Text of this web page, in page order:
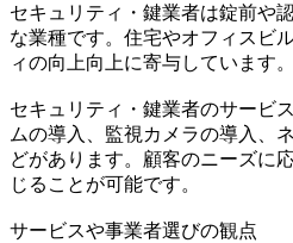
セキュリティ・鍵業者は錠前や
な業種です。住宅やオフィスビ
ィの向上向上に寄与しています。
セキュリティ・鍵業者のサービ
ムの導入、監視カメラの導入、
どがあります。顧客のニーズに
じることが可能です。
サービスや事業者選びの観点